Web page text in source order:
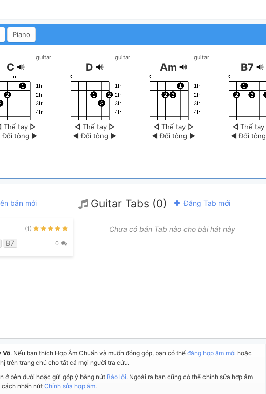
Piano
guitar
C
Thế tay ▷
Đổi tông ▶
guitar
D
◁ Thế tay ▷
◀ Đổi tông ▶
guitar
Am
◁ Thế tay ▷
◀ Đổi tông ▶
B7
◁ Thế tay
◀ Đổi tông
bản mới
(1)
B7 0
Guitar Tabs (0) Đăng Tab mới
Chưa có bản Tab nào cho bài hát này
Võ. Nếu bạn thích Hợp Âm Chuẩn và muốn đóng góp, bạn có thể đăng hợp âm mới hoặc
trên trang chủ cho tất cả mọi người tra cứu.
ở bên dưới hoặc gửi góp ý bằng nút Báo lỗi. Ngoài ra bạn cũng có thể chỉnh sửa hợp âm
cách nhấn nút Chỉnh sửa hợp âm.